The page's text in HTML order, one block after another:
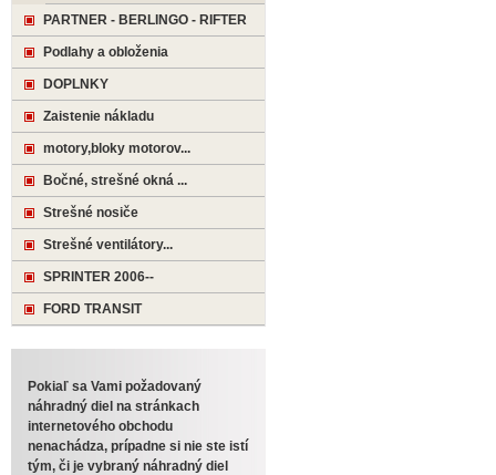
PARTNER - BERLINGO - RIFTER
Podlahy a obloženia
DOPLNKY
Zaistenie nákladu
motory,bloky motorov...
Bočné, strešné okná ...
Strešné nosiče
Strešné ventilátory...
SPRINTER 2006--
FORD TRANSIT
Pokiaľ sa Vami požadovaný
náhradný diel na stránkach
internetového obchodu
nenachádza, prípadne si nie ste istí
tým, či je vybraný náhradný diel